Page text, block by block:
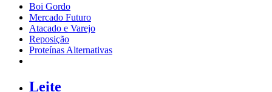
Boi Gordo
Mercado Futuro
Atacado e Varejo
Reposição
Proteínas Alternativas
Leite